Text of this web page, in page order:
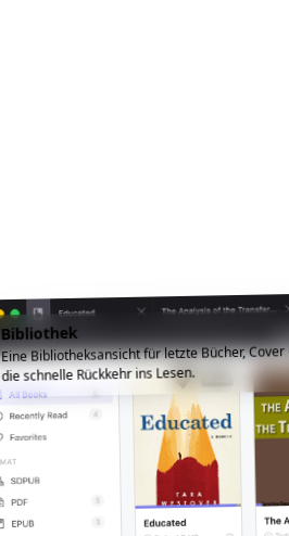
Bibliothek
Eine Bibliotheksansicht für letzte Bücher,
die schnelle Rückkehr ins Lesen.